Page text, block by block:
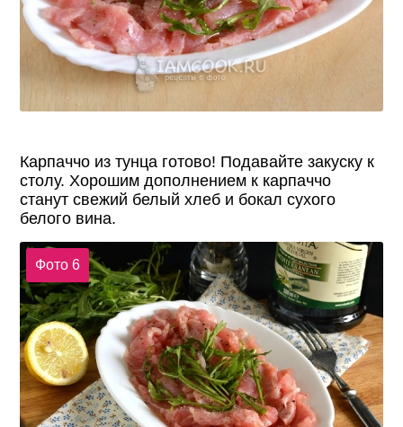
Карпаччо из тунца готово! Подавайте закуску к
столу. Хорошим дополнением к карпаччо
станут свежий белый хлеб и бокал сухого
белого вина.
Фото 6